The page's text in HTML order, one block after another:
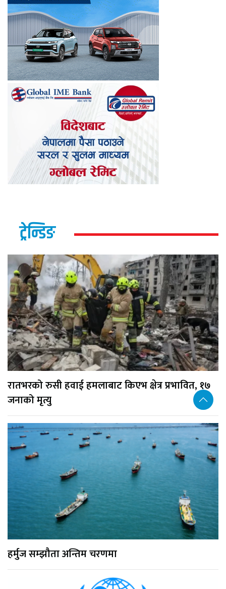
ट्रेन्डिङ
रातभरको रुसी हवाई हमलाबाट किएभ क्षेत्र प्रभावित, १७
जनाको मृत्यु
हर्मुज सम्झौता अन्तिम चरणमा